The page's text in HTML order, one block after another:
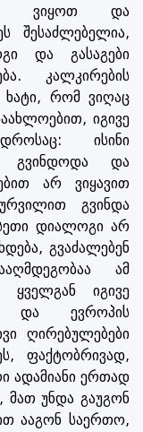
ვიყოთ და
შესაძლებელია,
და გასაგები
კალკირების
ხატი, რომ ვიღაც
იგივე
ისინი
გვინდოდა და
არ ვიყავით
გვინდა
დიალოგი არ
გვაძალებენ
ამ
ყველგან იგივე
და ევროპის
ღირებულებები
ფაქტობრივად,
ადამიანი ერთად
მათ უნდა გაუგონ
ააგონ საერთო,